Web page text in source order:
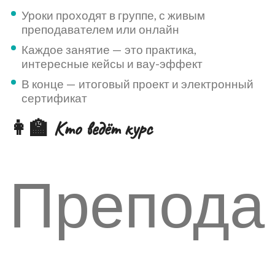
Уроки проходят в группе, с живым
преподавателем или онлайн
Каждое занятие — это практика,
интересные кейсы и вау-эффект
В конце — итоговый проект и электронный
сертификат
👩‍🏫 Кто ведёт курс
Препода